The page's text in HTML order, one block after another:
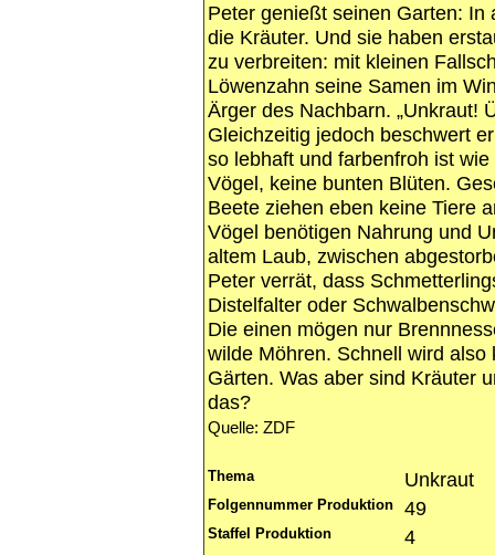
Peter genießt seinen Garten:
die Kräuter. Und sie haben
zu verbreiten: mit kleinen
Löwenzahn seine Samen im
Ärger des Nachbarn. „Unkraut!
Gleichzeitig jedoch beschwert
so lebhaft und farbenfroh ist
Vögel, keine bunten Blüten.
Beete ziehen eben keine Tiere
Vögel benötigen Nahrung und
altem Laub, zwischen
Peter verrät, dass
Distelfalter oder
Die einen mögen nur
wilde Möhren. Schnell wird
Gärten. Was aber sind Kräuter
das?
Quelle: ZDF
Thema Unkraut
Folgennummer Produktion 49
Staffel Produktion 4